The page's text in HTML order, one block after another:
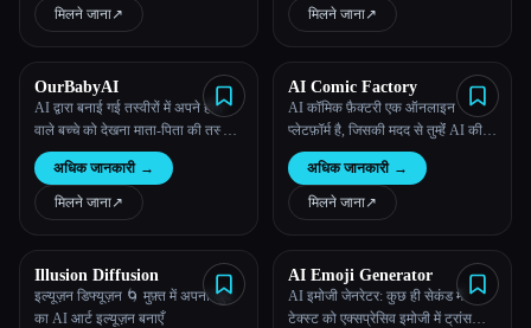
मिलने जाना↗︎ मिलने जाना↗︎
OurBabyAI
AI द्वारा बनाई गई तस्वीरों में अपने होने
वाले बच्चे को देखना माता-पिता की तस्वीरों
या 4D अल्ट्रासाउंड स्कैन के साथ
अधिक जानकारी →
मिलने जाना↗︎
AI Comic Factory
AI कॉमिक फ़ैक्टरी एक ऑनलाइन
प्लेटफ़ॉर्म है, जिसकी मदद से तुम्हेंं AI की
मदद से अपनी कॉमिक्स बनाने की सुविधा
देता है।अधिक जानकारी →
मिलने जाना↗︎
Illusion Diffusion
इल्यूज़न डिफ्यूज़न 🌀 मुफ़्त में अपना खुद
का AI आर्ट इल्यूज़न बनाएँ
AI Emoji Generator
AI इमोजी जेनरेटर: कुछ ही सेकंड में
टेक्स्ट को एक्सप्रेसिव इमोजी में ट्रांसफ़ॉर्म